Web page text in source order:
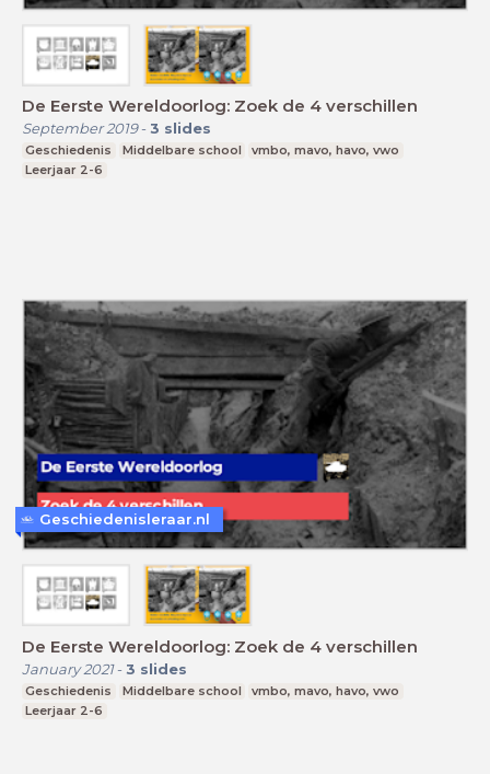
De Eerste Wereldoorlog: Zoek de 4 verschillen
September 2019- 3 slides
Geschiedenis Middelbare school
vmbo, mavo, havo, vwo
Leerjaar 2-6
De Eerste Wereldoorlog: Zoek de 4 verschillen
January 2021- 3 slides
Geschiedenis Middelbare school
vmbo, mavo, havo, vwo
Leerjaar 2-6
Geschiedenisleraar.nl